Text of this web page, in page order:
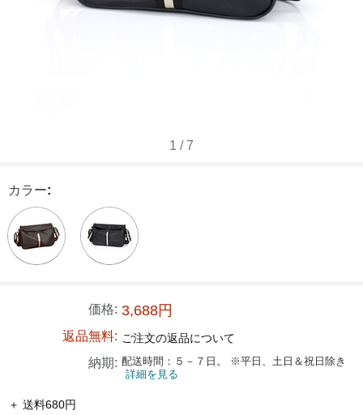
1 /7
カラー:
価格: 3,688円
返品無料: ご注文の返品について
納期: 配送時間：５－７日。 ※平日、土日＆祝日除き
詳細を見る
＋ 送料680円